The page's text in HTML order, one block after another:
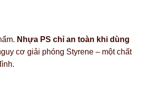
Nhựa PS chỉ an toàn khi dùng
cơ giải phóng Styrene – một chất